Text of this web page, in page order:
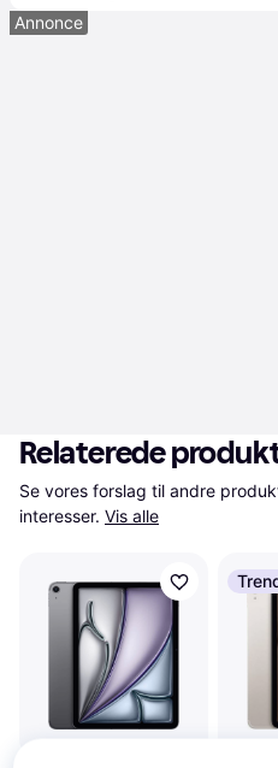
Annonce
Relaterede
Se vores forslag til andre
interesser. Vis alle